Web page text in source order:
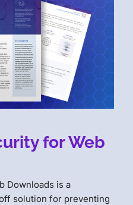
for Web
Downloads is a
solution for preventing